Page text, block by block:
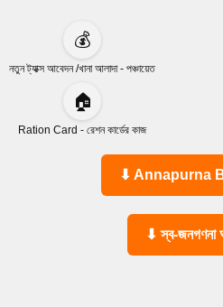
💰
নতুন ট্যাক্স আবেদন /খানা আলাদা - পঞ্চায়েত
🏠
Ration Card - রেশন কার্ডের কাজ
⬇ Annapurna
⬇ স্ব-